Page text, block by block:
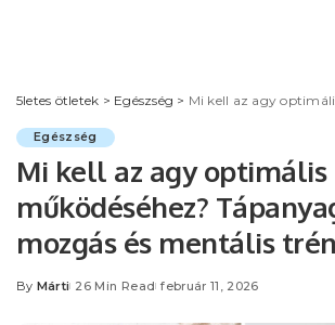
5letes ötletek > Egészség > Mi kell az agy optimális működéséhez?
Egészség
Mi kell az agy optimális
működéséhez?
mozgás és mentális
Posted
By Márti 26 Min Read február 11, 2026